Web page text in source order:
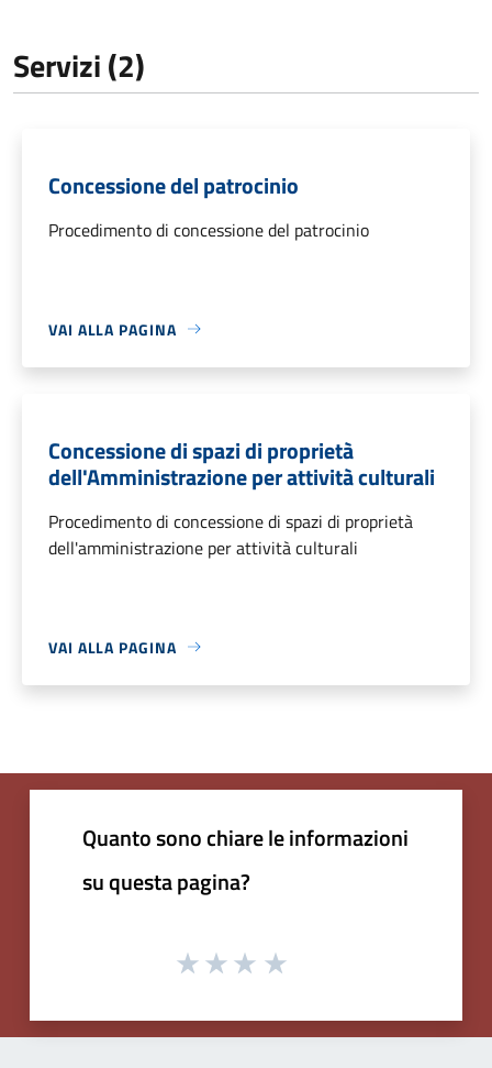
Servizi (2)
Concessione del patrocinio
Procedimento di concessione del patrocinio
VAI ALLA PAGINA
Concessione di spazi di proprietà
dell'Amministrazione per attività culturali
Procedimento di concessione di spazi di proprietà
dell'amministrazione per attività culturali
VAI ALLA PAGINA
Quanto sono chiare le informazioni
su questa pagina?